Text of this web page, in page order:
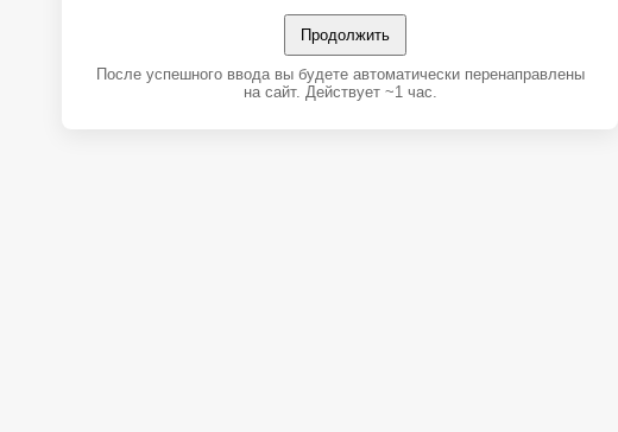
Продолжить
После успешного ввода вы будете автоматически перенаправлены
на сайт. Действует ~1 час.